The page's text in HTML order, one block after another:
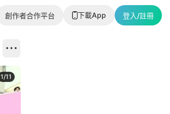
創作者合作平台 下載App 登入/註冊
1/11